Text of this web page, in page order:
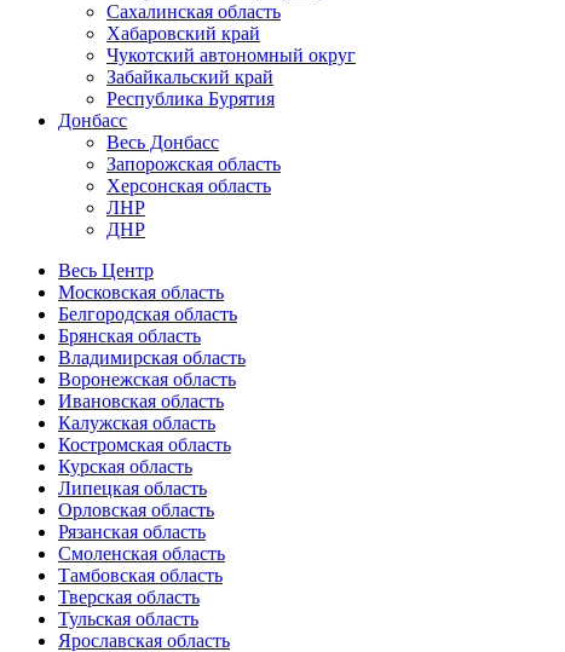
Сахалинская область
Хабаровский край
Чукотский автономный округ
Забайкальский край
Республика Бурятия
Донбасс
Весь Донбасс
Запорожская область
Херсонская область
ЛНР
ДНР
Весь Центр
Московская область
Белгородская область
Брянская область
Владимирская область
Воронежская область
Ивановская область
Калужская область
Костромская область
Курская область
Липецкая область
Орловская область
Рязанская область
Смоленская область
Тамбовская область
Тверская область
Тульская область
Ярославская область